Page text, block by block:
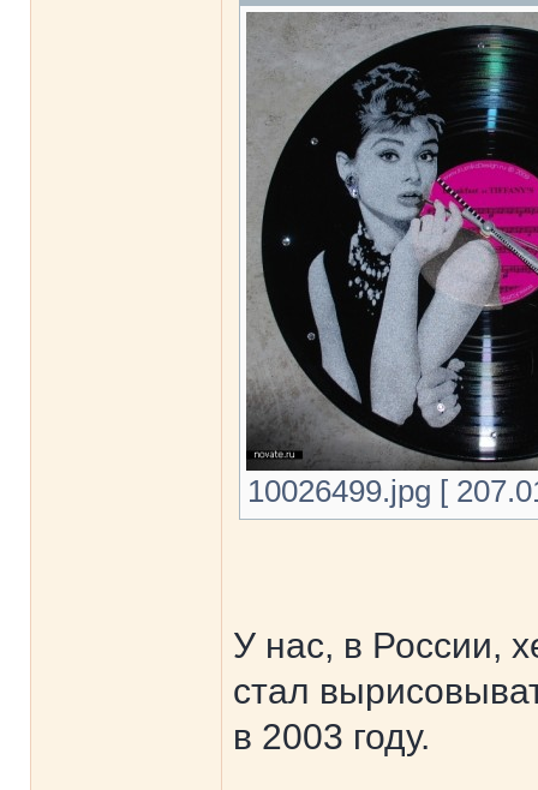
10026499.jpg [
У нас, в России,
стал
в 2003 году.